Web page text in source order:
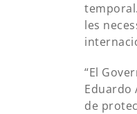
les
“El
Eduardo
de